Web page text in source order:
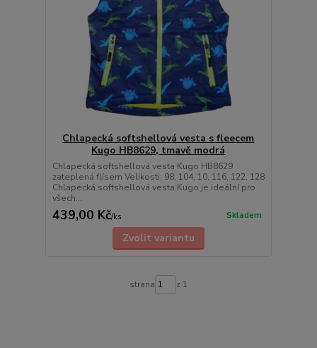
Chlapecká softshellová vesta s fleecem
Kugo HB8629, tmavě modrá
Chlapecká softshellová vesta Kugo HB8629
zateplená flísem Velikosti: 98, 104, 10, 116, 122, 128
Chlapecká softshellová vesta Kugo je ideální pro
všech...
439,00 Kč/ks Skladem
Zvolit variantu
strana z 1